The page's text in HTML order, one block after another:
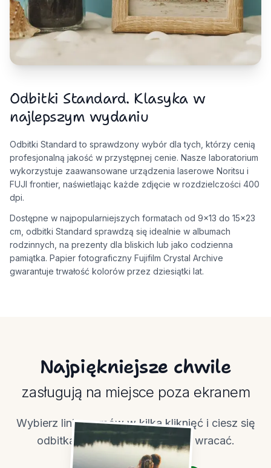
Odbitki Standard. Klasyka w
najlepszym wydaniu
Odbitki Standard to sprawdzony wybór dla tych, którzy cenią
profesjonalną jakość w przystępnej cenie. Nasze laboratorium
wykorzystuje zaawansowane urządzenia laserowe Noritsu i
FUJI frontier, naświetlając każde zdjęcie w rozdzielczości 400
dpi.
Dostępne w najpopularniejszych formatach od 9x13 do 15x23
cm, odbitki Standard sprawdzą się idealnie w albumach
rodzinnych, na prezenty dla bliskich lub jako codzienna
pamiątka. Papier fotograficzny Fujifilm Crystal Archive
gwarantuje trwałość kolorów przez dziesiątki lat.
Najpiękniejsze chwile
zasługują na miejsce poza ekranem
Wybierz linię, zamów w kilka kliknięć i ciesz się
odbitkami, do których chce się wracać.